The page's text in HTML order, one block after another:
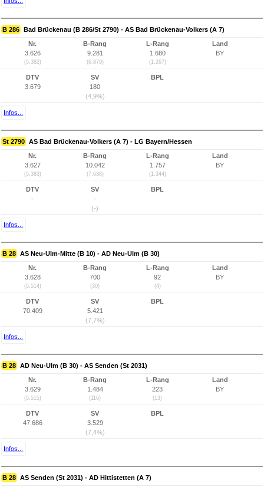
B 286 Bad Brückenau (B 286/St 2790) - AS Bad Brückenau-Volkers (A 7)
Nr.
3.626
(5.382)
B-Rang
9.281
(6.879)
L-Rang
1.680
(1.267)
Land
BY
DTV
3.679
SV
180
(4,9%)
BPL
Infos...
St 2790 AS Bad Brückenau-Volkers (A 7) - LG Bayern/Hessen
Nr.
3.627
(5.383)
B-Rang
10.042
(7.638)
L-Rang
1.757
(1.344)
Land
BY
DTV
-
SV
-
(-)
BPL
Infos...
B 28 AS Neu-Ulm-Mitte (B 10) - AD Neu-Ulm (B 30)
Nr.
3.628
(5.514)
B-Rang
700
(30)
L-Rang
92
(4)
Land
BY
DTV
70.409
SV
5.421
(7,7%)
BPL
Infos...
B 28 AD Neu-Ulm (B 30) - AS Senden (St 2031)
Nr.
3.629
(5.515)
B-Rang
1.484
(116)
L-Rang
223
(13)
Land
BY
DTV
47.686
SV
3.529
(7,4%)
BPL
Infos...
B 28 AS Senden (St 2031) - AD Hittistetten (A 7)